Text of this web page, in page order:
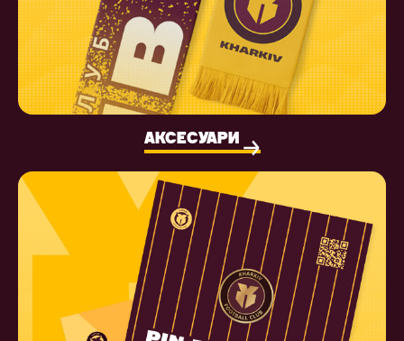
АКСЕСУАРИ